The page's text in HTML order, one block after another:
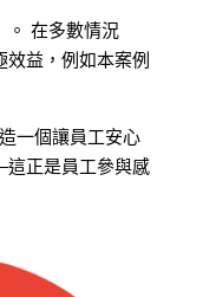
。 在多數情況
益，例如本案例
一個讓員工安心
正是員工參與感